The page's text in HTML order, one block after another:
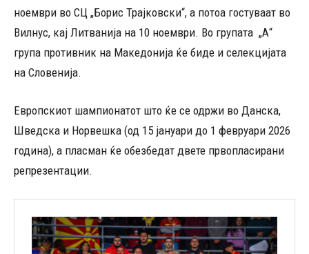
ноември во СЦ „Борис Трајковски“, а потоа гостуваат во
Вилнус, кај Литванија на 10 ноември. Во групата „А“
група противник на Македонија ќе биде и селекцијата
на Словенија.
Европскиот шампионатот што ќе се одржи во Данска,
Шведска и Норвешка (од 15 јануари до 1 февруари 2026
година), а пласман ќе обезбедат двете првопласирани
репрезентации.